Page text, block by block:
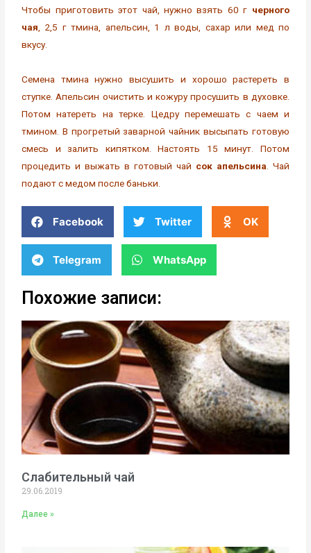
Чтобы приготовить этот чай, нужно взять 60 г черного
чая , 2,5 г тмина, апельсин, 1 л воды, сахар или мед по
вкусу.
Семена тмина нужно высушить и хорошо растереть в
ступке. Апельсин очистить и кожуру просушить в духовке.
Потом натереть на терке. Цедру перемешать с чаем и
тмином. В прогретый заварной чайник высыпать готовую
смесь и залить кипятком. Настоять 15 минут. Потом
процедить и выжать в готовый чай сок апельсина . Чай
подают с медом после баньки.
Facebook Twitter OK
Telegram WhatsApp
Похожие записи:
Слабительный чай
29.06.2019
Далее »